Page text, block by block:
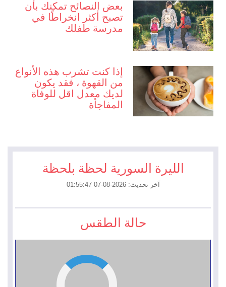
بعض النصائح تمكنك بأن
تصبح أكثر انخراطًا في
مدرسة طفلك
إذا كنت تشرب هذه الأنواع
من القهوة ، فقد يكون
لديك معدل اقل للوفاة
المفاجأة
الليرة السورية لحظة بلحظة
آخر تحديث: 2026-08-07 01:55:47
حالة الطقس